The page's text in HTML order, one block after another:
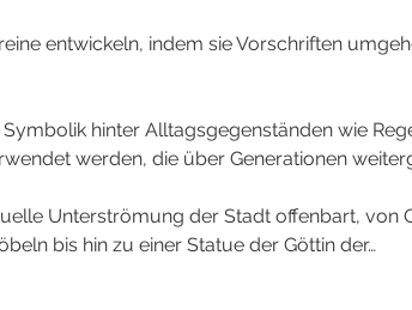
entwickeln, indem sie Vorschriften
hinter Alltagsgegenständen wie
werden, die über Generationen
Unterströmung der Stadt offenbart, von
bis hin zu einer Statue der Göttin der…